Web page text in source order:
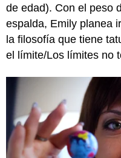
de edad). Con el peso
espalda, Emily planea
la filosofía que tiene
el límite/Los límites no